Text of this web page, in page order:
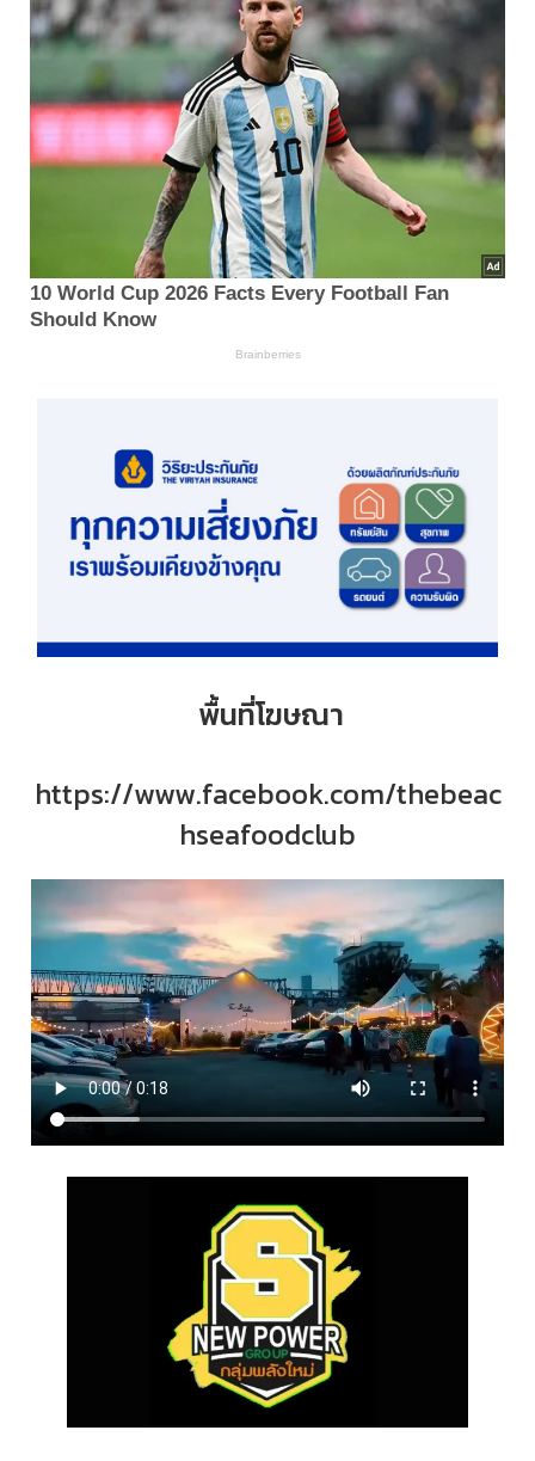
พื้นที่โฆษณา
https://www.facebook.com/thebeac
hseafoodclub